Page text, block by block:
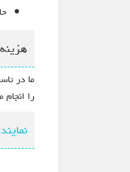
ما در
را